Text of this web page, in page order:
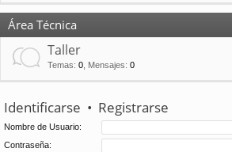
Área Técnica
Taller
Temas: 0 Mensajes: 0
Identificarse • Registrarse
Nombre de Usuario:
Contraseña: